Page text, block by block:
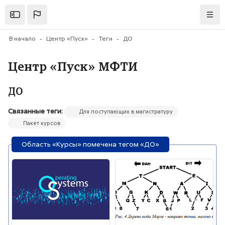
Открыть
В начало Центр «Пуск» Теги ДО
Центр «Пуск» МФТИ
ДО
Связанные теги:
Для поступающих в магистратуру
Пакет курсов
Область «Курсы» помечена тегом «ДО»
Изображение курса" Основы операционных систем
Изображение курса" Теория